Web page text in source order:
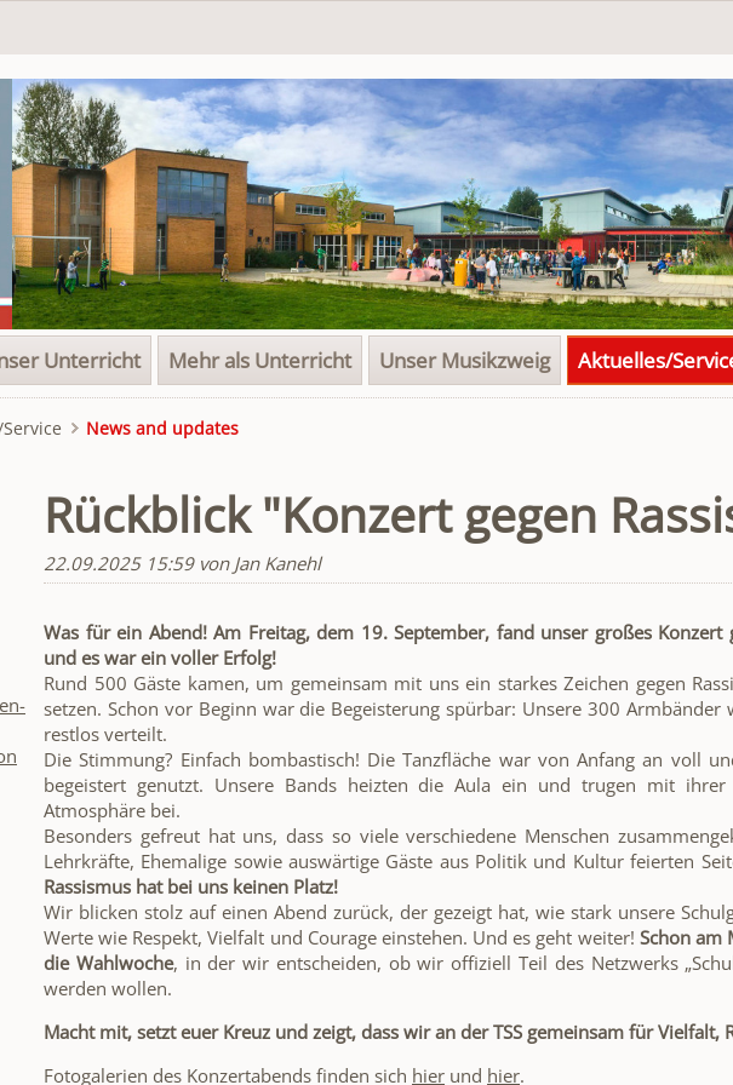
Unterricht Mehr als Unterricht Unser Musikzweig Aktuelles/
News and updates
Rückblick "Konzert gegen
22.09.2025 15:59von Jan Kanehl
Was für ein Abend! Am Freitag, dem 19. September, fand unser großes Konzert
und es war ein voller Erfolg!
Rund 500 Gäste kamen, um gemeinsam mit uns ein starkes Zeichen gegen
setzen. Schon vor Beginn war die Begeisterung spürbar: Unsere 300
restlos verteilt.
Die Stimmung? Einfach bombastisch! Die Tanzfläche war von Anfang an voll
begeistert genutzt. Unsere Bands heizten die Aula ein und trugen mit ihrer
Atmosphäre bei.
Besonders gefreut hat uns, dass so viele verschiedene Menschen
Lehrkräfte, Ehemalige sowie auswärtige Gäste aus Politik und Kultur feierten
Rassismus hat bei uns keinen Platz!
Wir blicken stolz auf einen Abend zurück, der gezeigt hat, wie stark unsere
Werte wie Respekt, Vielfalt und Courage einstehen. Und es geht weiter! Schon am
die Wahlwoche, in der wir entscheiden, ob wir offiziell Teil des Netzwerks
werden wollen.
Macht mit, setzt euer Kreuz und zeigt, dass wir an der TSS gemeinsam für Vielfalt,
Fotogalerien des Konzertabends finden sich hier und hier.